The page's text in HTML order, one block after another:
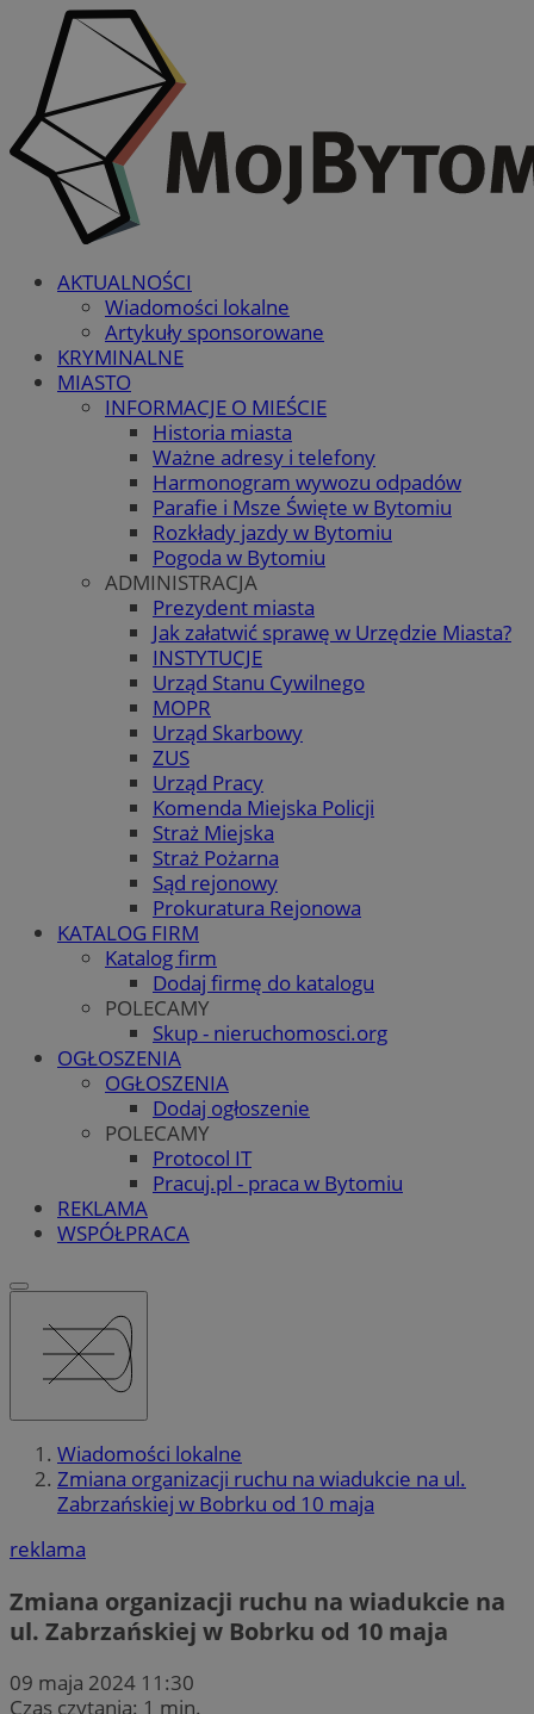
AKTUALNOŚCI
Wiadomości lokalne
Artykuły sponsorowane
KRYMINALNE
MIASTO
INFORMACJE O MIEŚCIE
Historia miasta
Ważne adresy i telefony
Harmonogram wywozu odpadów
Parafie i Msze Święte w Bytomiu
Rozkłady jazdy w Bytomiu
Pogoda w Bytomiu
ADMINISTRACJA
Prezydent miasta
Jak załatwić sprawę w Urzędzie Miasta?
INSTYTUCJE
Urząd Stanu Cywilnego
MOPR
Urząd Skarbowy
ZUS
Urząd Pracy
Komenda Miejska Policji
Straż Miejska
Straż Pożarna
Sąd rejonowy
Prokuratura Rejonowa
KATALOG FIRM
Katalog firm
Dodaj firmę do katalogu
POLECAMY
Skup - nieruchomosci.org
OGŁOSZENIA
OGŁOSZENIA
Dodaj ogłoszenie
POLECAMY
Protocol IT
Pracuj.pl - praca w Bytomiu
REKLAMA
WSPÓŁPRACA
Wiadomości lokalne
Zmiana organizacji ruchu na wiadukcie na ul.
Zabrzańskiej w Bobrku od 10 maja
reklama
Zmiana organizacji ruchu na wiadukcie na
ul. Zabrzańskiej w Bobrku od 10 maja
09 maja 2024 11:30
Czas czytania: 1 min.